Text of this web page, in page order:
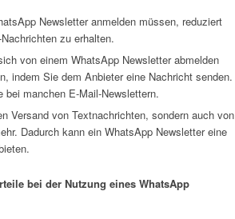
Newsletter anmelden müssen, reduziert
zu erhalten.
von einem WhatsApp Newsletter abmelden
indem Sie dem Anbieter eine Nachricht senden.
manchen E-Mail-Newslettern.
Versand von Textnachrichten, sondern auch von
Dadurch kann ein WhatsApp Newsletter eine
bei der Nutzung eines WhatsApp